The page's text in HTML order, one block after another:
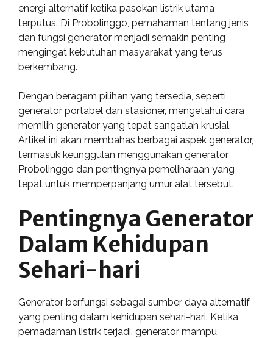
energi alternatif ketika pasokan listrik utama
terputus. Di Probolinggo, pemahaman tentang jenis
dan fungsi generator menjadi semakin penting
mengingat kebutuhan masyarakat yang terus
berkembang.
Dengan beragam pilihan yang tersedia, seperti
generator portabel dan stasioner, mengetahui cara
memilih generator yang tepat sangatlah krusial.
Artikel ini akan membahas berbagai aspek generator,
termasuk keunggulan menggunakan generator
Probolinggo dan pentingnya pemeliharaan yang
tepat untuk memperpanjang umur alat tersebut.
Pentingnya Generator
Dalam Kehidupan
Sehari-hari
Generator berfungsi sebagai sumber daya alternatif
yang penting dalam kehidupan sehari-hari. Ketika
pemadaman listrik terjadi, generator mampu